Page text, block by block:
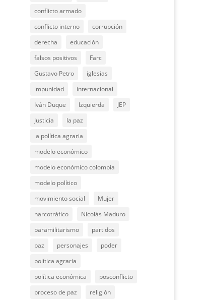
conflicto armado
conflicto interno
corrupción
derecha
educación
falsos positivos
Farc
Gustavo Petro
iglesias
impunidad
internacional
Iván Duque
Izquierda
JEP
Justicia
la paz
la política agraria
modelo económico
modelo económico colombia
modelo político
movimiento social
Mujer
narcotráfico
Nicolás Maduro
paramilitarismo
partidos
paz
personajes
poder
política agraria
política económica
posconflicto
proceso de paz
religión